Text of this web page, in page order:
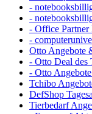
-
-
- Office Partner
-
Otto Angebote
- Otto Deal des
- Otto
Tchibo
DefShop
Tierbedarf